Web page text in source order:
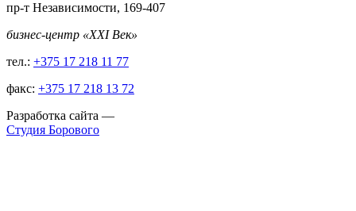
пр-т Независимости, 169-407
бизнес-центр «XXI Век»
тел.: +375 17 218 11 77
факс: +375 17 218 13 72
Разработка сайта —
Студия Борового